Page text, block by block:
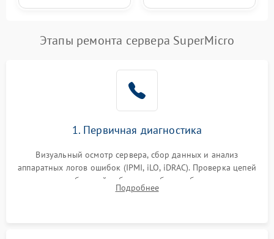
Этапы ремонта сервера SuperMicro
1. Первичная диагностика
Визуальный осмотр сервера, сбор данных и анализ
аппаратных логов ошибок (IPMI, iLO, iDRAC). Проверка цепей
питания и базовой работоспособности без вскрытия
корпуса для быстрой локализации сбоя.
Подробнее